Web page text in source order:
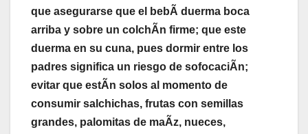
que asegurarse que el bebÃ duerma boca
arriba y sobre un colchÃn firme; que este
duerma en su cuna, pues dormir entre los
padres significa un riesgo de sofocaciÃn;
evitar que estÃn solos al momento de
consumir salchichas, frutas con semillas
grandes, palomitas de maÃz, nueces,